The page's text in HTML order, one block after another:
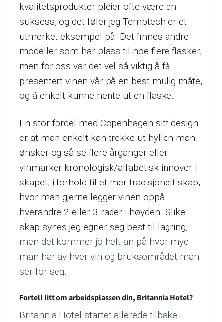
kvalitetsprodukter pleier ofte være en
suksess, og det føler jeg Temptech er et
utmerket eksempel på. Det finnes andre
modeller som har plass til noe flere flasker,
men for oss var det vel så viktig å få
presentert vinen vår på en best mulig måte,
og å enkelt kunne hente ut en flaske.
En stor fordel med Copenhagen sitt design
er at man enkelt kan trekke ut hyllen man
ønsker og så se flere årganger eller
vinmarker kronologisk/alfabetisk innover i
skapet, i forhold til et mer tradisjonelt skap,
hvor man gjerne legger vinen oppå
hverandre 2 eller 3 rader i høyden. Slike
skap synes jeg egner seg best til lagring,
men det kommer jo helt an på hvor mye
man har av hver vin og bruksområdet man
ser for seg.
Fortell litt om arbeidsplassen din, Britannia Hotel?
Britannia Hotel startet allerede tilbake i